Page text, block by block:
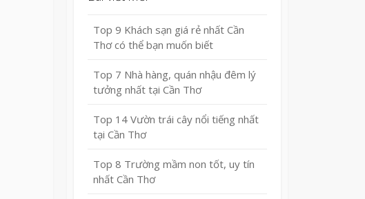
Top 9 Khách sạn giá rẻ nhất Cần
Thơ có thể bạn muốn biết
Top 7 Nhà hàng, quán nhậu đêm lý
tưởng nhất tại Cần Thơ
Top 14 Vườn trái cây nổi tiếng nhất
tại Cần Thơ
Top 8 Trường mầm non tốt, uy tín
nhất Cần Thơ